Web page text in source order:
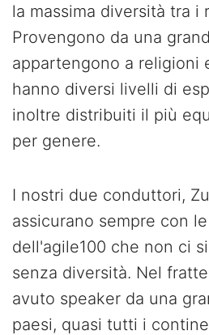
la massima diversità tra i
Provengono da una
appartengono a religioni
hanno diversi livelli di
inoltre distribuiti il più
per genere.
I nostri due conduttori,
assicurano sempre con
dell'agile100 che non ci
senza diversità. Nel
avuto speaker da una
paesi, quasi tutti i